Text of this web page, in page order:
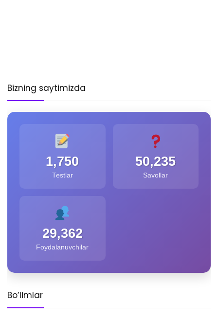
Bizning saytimizda
1,750
Testlar
50,235
Savollar
29,362
Foydalanuvchilar
Bo’limlar